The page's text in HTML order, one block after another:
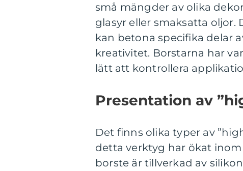
små mängder av olika
glasyr eller smaksatta
kan betona specifika delar
kreativitet. Borstarna har
lätt att kontrollera
Presentation av
Det finns olika typer av
detta verktyg har ökat
borste är tillverkad av